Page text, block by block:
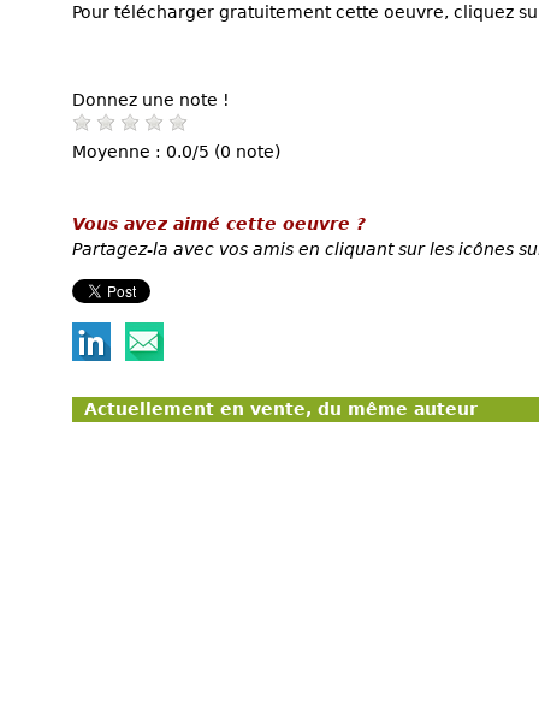
Pour télécharger gratuitement cette oeuvre, cliquez
Donnez une note !
Moyenne : 0.0/5 (0 note)
Vous avez aimé cette oeuvre ?
Partagez-la avec vos amis en cliquant sur les icônes
Actuellement en vente, du même auteur